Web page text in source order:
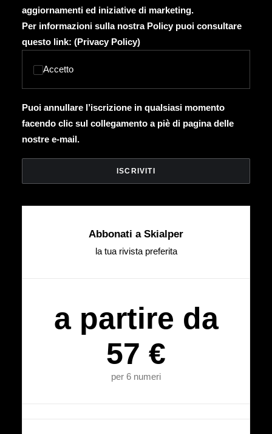
aggiornamenti ed iniziative di marketing.
Per informazioni sulla nostra Policy puoi consultare
questo link: (Privacy Policy)
Accetto
Puoi annullare l’iscrizione in qualsiasi momento
facendo clic sul collegamento a piè di pagina delle
nostre e-mail.
Abbonati a Skialper
la tua rivista preferita
a partire da
57 €
per 6 numeri